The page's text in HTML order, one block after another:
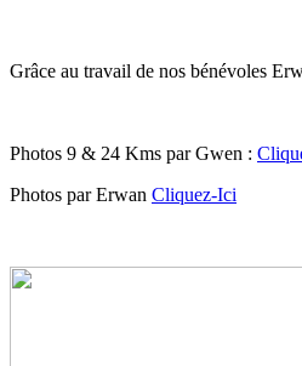
Grâce au travail de nos bénévoles
Photos 9 & 24 Kms par Gwen :
Photos par Erwan Cliquez-Ici